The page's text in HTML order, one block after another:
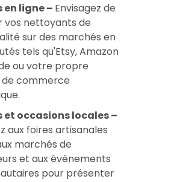
en ligne – Envisagez de
vos nettoyants de
sur des marchés en
tels qu'Etsy, Amazon
ou votre propre
commerce
et occasions locales –
aux foires artisanales
marchés de
et aux événements
pour présenter